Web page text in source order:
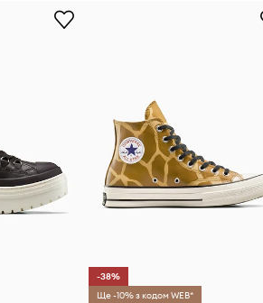
-38%
Ще -10% з кодом WEB*